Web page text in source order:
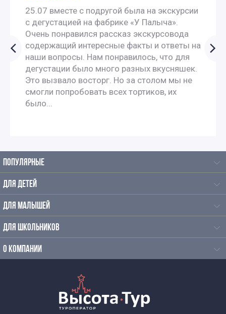
25.07 вместе с подругой была на экскурсии
с дегустацией на фабрике «У Палыча».
Очень понравился рассказ экскурсовода
содержащий интересные факты и ответы на
наши вопросы. Нам понравилось, что для
дегустации было много разных вкусняшек.
Это вызвало восторг. Но за столом мы не
смогли попробовать всех тортиков, их
было...
ПОПУЛЯРНЫЕ
ДЛЯ ДЕТЕЙ
ДЛЯ МАЛЫШЕЙ
ДЛЯ ШКОЛЬНИКОВ
О КОМПАНИИ